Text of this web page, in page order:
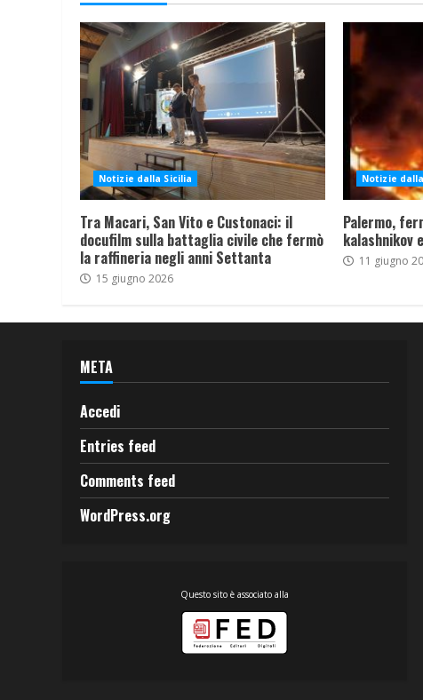
Notizie dalla Sicilia
Tra Macari, San Vito e Custonaci: il
docufilm sulla battaglia civile che fermò
la raffineria negli anni Settanta
15 giugno 2026
Notizie
Palermo,
kalashnikov
11 giugno
META
Accedi
Entries feed
Comments feed
WordPress.org
Questo sito è associato alla